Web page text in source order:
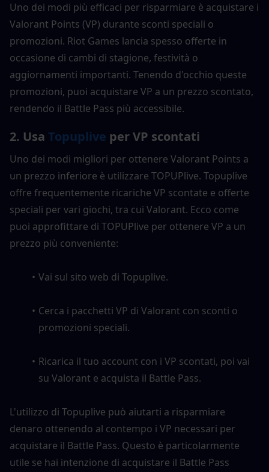
Uno dei modi più efficaci per risparmiare è acquistare i
Valorant Points (VP) durante sconti speciali o
promozioni. Riot Games lancia spesso offerte in
occasione di cambi di stagione, festività o
aggiornamenti importanti. Tenendo d'occhio queste
promozioni, puoi acquistare VP a un prezzo scontato,
rendendo il Battle Pass più accessibile.
2. Usa Topuplive per VP scontati
Uno dei modi migliori per ottenere Valorant Points a
un prezzo inferiore è utilizzare TOPUPlive. Topuplive
offre frequentemente ricariche VP scontate e offerte
speciali per vari giochi, tra cui Valorant. Ecco come
puoi approfittare di TOPUPlive per ottenere VP a un
prezzo più conveniente:
Vai sul sito web di Topuplive.
Cerca i pacchetti VP di Valorant con sconti o
promozioni speciali.
Ricarica il tuo account con i VP scontati, poi vai
su Valorant e acquista il Battle Pass.
L'utilizzo di Topuplive può aiutarti a risparmiare
denaro ottenendo al contempo i VP necessari per
acquistare il Battle Pass. Questo è particolarmente
utile se hai intenzione di acquistare il Battle Pass